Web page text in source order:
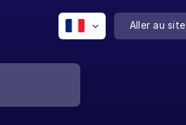
Aller au site